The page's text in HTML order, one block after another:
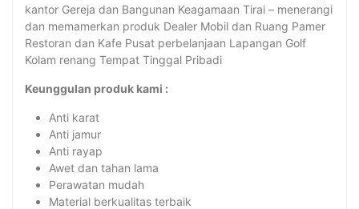
kantor Gereja dan Bangunan Keagamaan Tirai – menerangi
dan memamerkan produk Dealer Mobil dan Ruang Pamer
Restoran dan Kafe Pusat perbelanjaan Lapangan Golf
Kolam renang Tempat Tinggal Pribadi
Keunggulan produk kami :
Anti karat
Anti jamur
Anti rayap
Awet dan tahan lama
Perawatan mudah
Material berkualitas terbaik